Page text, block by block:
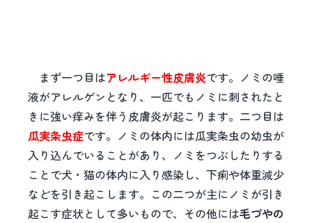
まず一つ目はアレルギー性皮膚炎です。ノミの唾
液がアレルゲンとなり、一匹でもノミに刺されたと
きに強い痒みを伴う皮膚炎が起こります。二つ目は
瓜実条虫症です。ノミの体内には瓜実条虫の幼虫が
入り込んでいることがあり、ノミをつぶしたりする
ことで犬・猫の体内に入り感染し、下痢や体重減少
などを引き起こします。この二つが主にノミが引き
起こす症状として多いもので、その他には毛づやの